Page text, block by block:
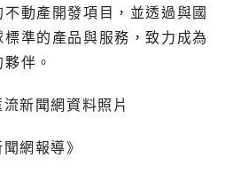
動產開發項目，並透過與國
準的產品與服務，致力成為
伴。
新聞網資料照片
網報導》